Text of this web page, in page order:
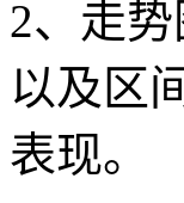
2、走
以及区
表现。